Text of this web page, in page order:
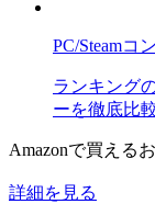
PC/Steamコ
ランキング
ーを徹底比
Amazonで買える
詳細を見る